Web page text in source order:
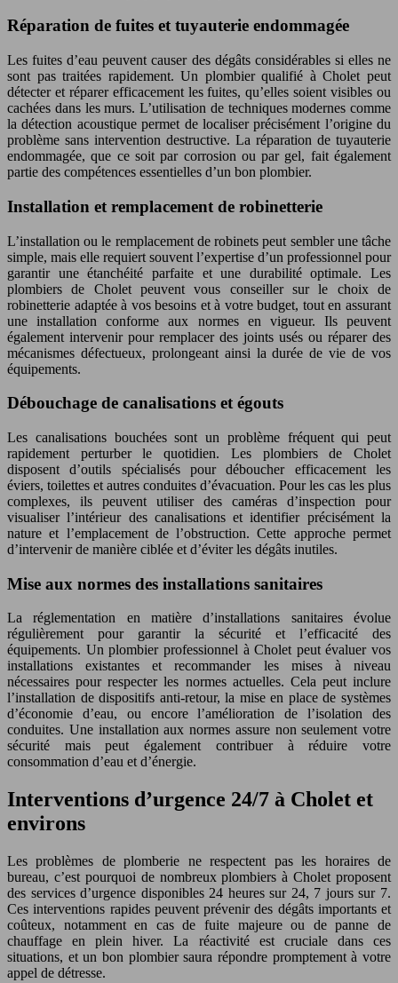
Réparation de fuites et tuyauterie endommagée
Les fuites d’eau peuvent causer des dégâts considérables si elles ne
sont pas traitées rapidement. Un plombier qualifié à Cholet peut
détecter et réparer efficacement les fuites, qu’elles soient visibles ou
cachées dans les murs. L’utilisation de techniques modernes comme
la détection acoustique permet de localiser précisément l’origine du
problème sans intervention destructive. La réparation de tuyauterie
endommagée, que ce soit par corrosion ou par gel, fait également
partie des compétences essentielles d’un bon plombier.
Installation et remplacement de robinetterie
L’installation ou le remplacement de robinets peut sembler une tâche
simple, mais elle requiert souvent l’expertise d’un professionnel pour
garantir une étanchéité parfaite et une durabilité optimale. Les
plombiers de Cholet peuvent vous conseiller sur le choix de
robinetterie adaptée à vos besoins et à votre budget, tout en assurant
une installation conforme aux normes en vigueur. Ils peuvent
également intervenir pour remplacer des joints usés ou réparer des
mécanismes défectueux, prolongeant ainsi la durée de vie de vos
équipements.
Débouchage de canalisations et égouts
Les canalisations bouchées sont un problème fréquent qui peut
rapidement perturber le quotidien. Les plombiers de Cholet
disposent d’outils spécialisés pour déboucher efficacement les
éviers, toilettes et autres conduites d’évacuation. Pour les cas les plus
complexes, ils peuvent utiliser des caméras d’inspection pour
visualiser l’intérieur des canalisations et identifier précisément la
nature et l’emplacement de l’obstruction. Cette approche permet
d’intervenir de manière ciblée et d’éviter les dégâts inutiles.
Mise aux normes des installations sanitaires
La réglementation en matière d’installations sanitaires évolue
régulièrement pour garantir la sécurité et l’efficacité des
équipements. Un plombier professionnel à Cholet peut évaluer vos
installations existantes et recommander les mises à niveau
nécessaires pour respecter les normes actuelles. Cela peut inclure
l’installation de dispositifs anti-retour, la mise en place de systèmes
d’économie d’eau, ou encore l’amélioration de l’isolation des
conduites. Une installation aux normes assure non seulement votre
sécurité mais peut également contribuer à réduire votre
consommation d’eau et d’énergie.
Interventions d’urgence 24/7 à Cholet et
environs
Les problèmes de plomberie ne respectent pas les horaires de
bureau, c’est pourquoi de nombreux plombiers à Cholet proposent
des services d’urgence disponibles 24 heures sur 24, 7 jours sur 7.
Ces interventions rapides peuvent prévenir des dégâts importants et
coûteux, notamment en cas de fuite majeure ou de panne de
chauffage en plein hiver. La réactivité est cruciale dans ces
situations, et un bon plombier saura répondre promptement à votre
appel de détresse.